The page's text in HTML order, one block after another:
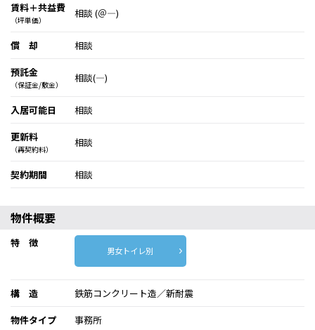
賃料＋共益費
（坪単価）
相談 (＠―)
償 却
相談
預託金
（保証金/敷金）
相談(―)
入居可能日
相談
更新料
（再契約料）
相談
契約期間 相談
物件概要
特 徴
男女トイレ別
構 造
鉄筋コンクリート造／新耐震
物件タイプ
事務所